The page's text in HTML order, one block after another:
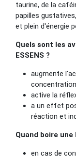
taurine, de la
papilles
et plein d'énergie
Quels sont les
ESSENS ?
augmente
active la
a un effet
réaction et
Quand boire
en cas de